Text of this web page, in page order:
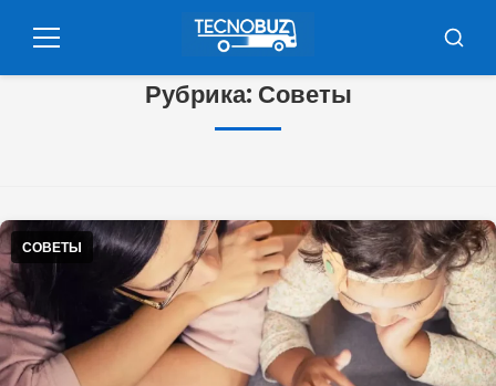
paraМеню
Рубрика: Советы
СОВЕТЫ